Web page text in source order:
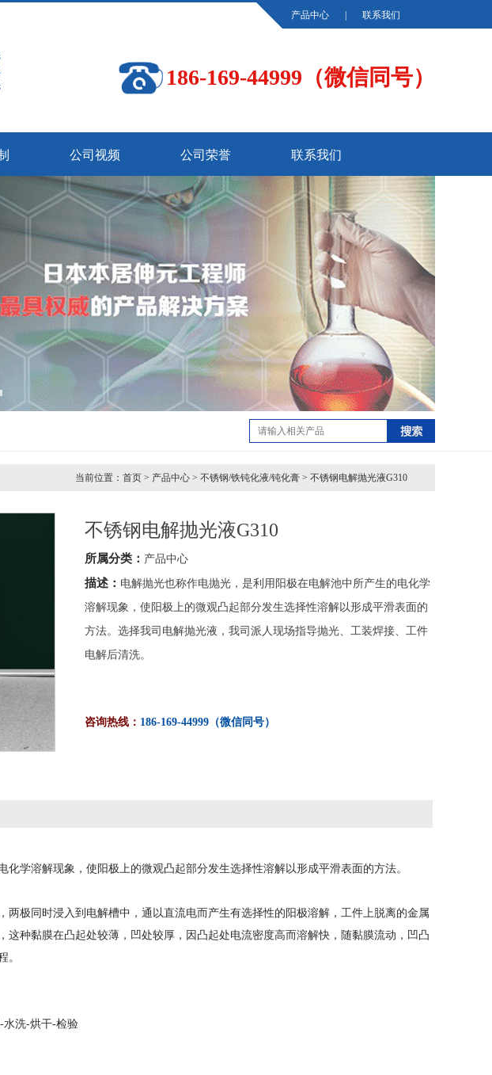
186-169-44999（微信同号）
产品中心 联系我们
公司视频 公司荣誉 联系我们
当前位置：首页 > 产品中心 > 不锈钢/铁钝化液/钝化膏 > 不锈钢电解抛光液G310
不锈钢电解抛光液G310
所属分类： 产品中心
描述： 电解抛光也称作电抛光，是利用阳极在电解池中所产生的电化学
溶解现象，使阳极上的微观凸起部分发生选择性溶解以形成平滑表面的
方法。选择我司电解抛光液，我司派人现场指导抛光、工装焊接、工件
电解后清洗。
咨询热线： 186-169-44999（微信同号）
学溶解现象，使阳极上的微观凸起部分发生选择性溶解以形成平滑表面的方法。
极同时浸入到电解槽中，通以直流电而产生有选择性的阳极溶解，工件上脱离的金属
种黏膜在凸起处较薄，凹处较厚，因凸起处电流密度高而溶解快，随黏膜流动，凹凸
。
水洗-烘干-检验